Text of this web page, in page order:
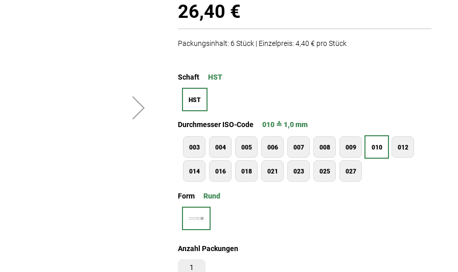
26,40 €
Packungsinhalt: 6 Stück | Einzelpreis: 4,40 € pro Stück
Schaft HST
HST
Durchmesser ISO-Code 010 ≙ 1,0 mm
003 004 005 006 007 008 009 010 012
014 016 018 021 023 025 027
Form Rund
Anzahl Packungen